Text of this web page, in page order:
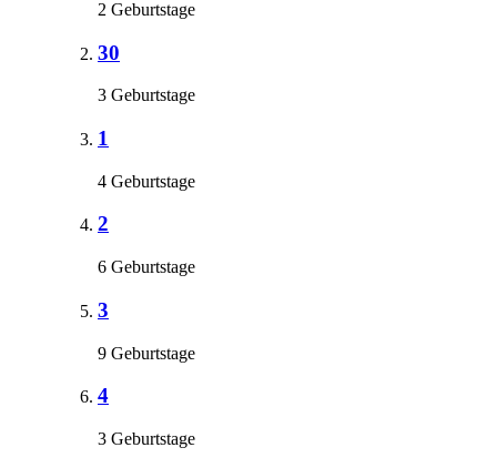
2 Geburtstage
30
3 Geburtstage
1
4 Geburtstage
2
6 Geburtstage
3
9 Geburtstage
4
3 Geburtstage